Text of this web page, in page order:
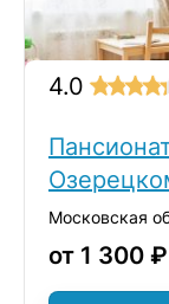
4.0
от 1 300 ₽